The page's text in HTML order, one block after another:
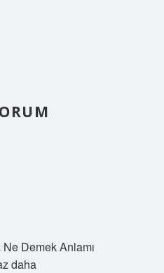
Ne Demek Anlamı
daha